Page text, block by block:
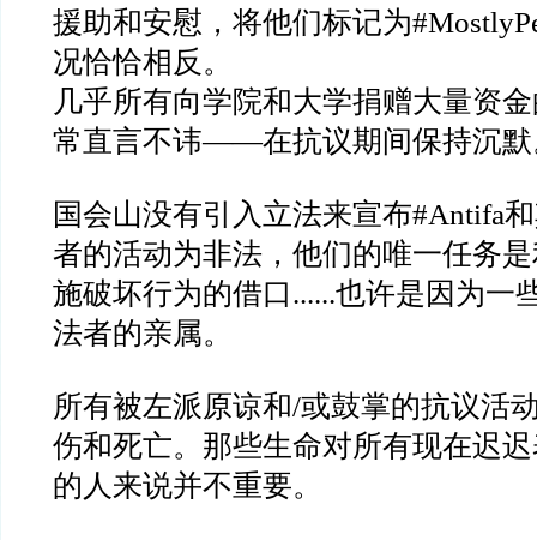
援助和安慰，将他们标记为
况恰恰相反。
几乎所有向学院和大学捐赠大量资
常直言不讳——在抗议期间保持沉默
国会山没有引入立法来宣布#Antifa
者的活动为非法，他们的唯一任务
施破坏行为的借口......也许是因为一
法者的亲属。
所有被左派原谅和/或鼓掌的抗议活
伤和死亡。那些生命对所有现在迟
的人来说并不重要。